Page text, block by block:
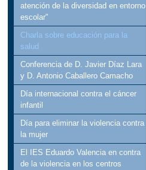
atención de la diversidad en entorno
escolar"
Charla sobre educación para la
salud
Conferencia de D. Javier Díaz Lara
y D. Antonio Caballero Camacho
Día internacional contra el cáncer
infantil
Día para eliminar la violencia contra
la mujer
El IES Eduardo Valencia en contra
de la violencia en los centros